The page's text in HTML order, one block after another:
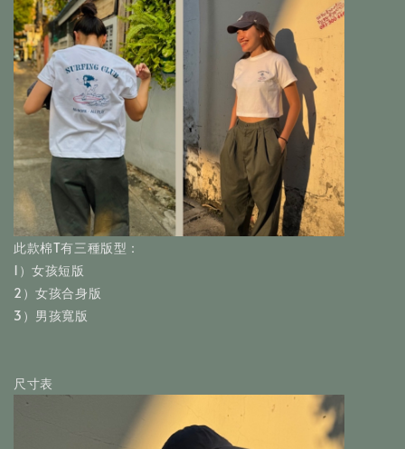
此款棉T有三種版型：
1）女孩短版
2）女孩合身版
3）男孩寬版
尺寸表